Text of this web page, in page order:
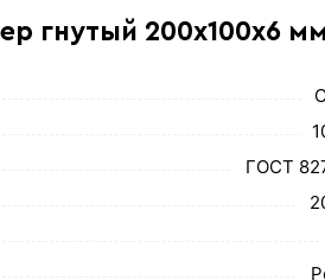
гнутый 200х100х6 мм
ГОСТ